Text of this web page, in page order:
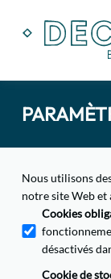
Nous utilisons
notre site Web
Cookies
désactivés
Cookie de